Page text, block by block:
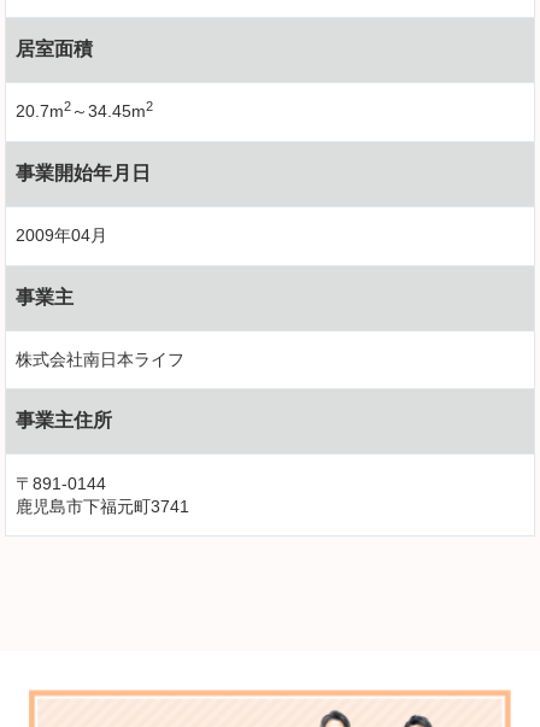
居室面積
20.7m2～34.45m2
事業開始年月日
2009年04月
事業主
株式会社南日本ライフ
事業主住所
〒891-0144
鹿児島市下福元町3741